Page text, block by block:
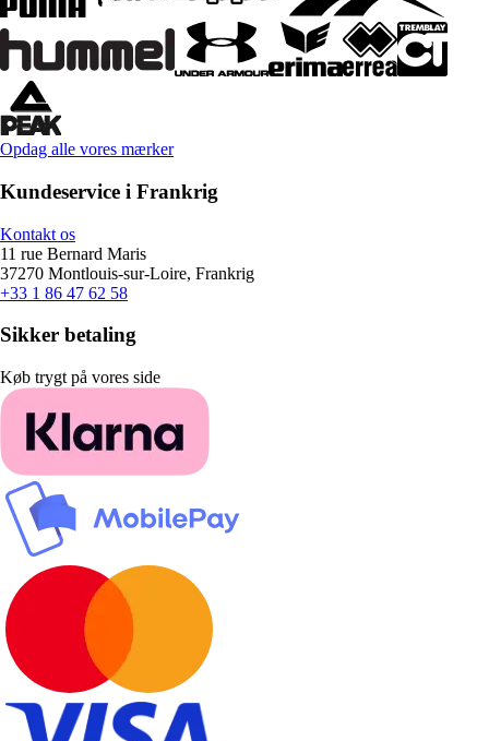
Opdag alle vores mærker
Kundeservice i Frankrig
Kontakt os
11 rue Bernard Maris
37270 Montlouis-sur-Loire, Frankrig
+33 1 86 47 62 58
Sikker betaling
Køb trygt på vores side